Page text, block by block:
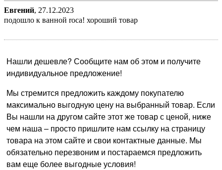
Евгений, 27.12.2023
подошло к ванной roca! хороший товар
Нашли дешевле? Сообщите нам об этом и получите
индивидуальное предложение!
Мы стремится предложить каждому покупателю
максимально выгодную цену на выбранный товар. Если
Вы нашли на другом сайте этот же товар с ценой, ниже
чем наша – просто пришлите нам ссылку на страницу
товара на этом сайте и свои контактные данные. Мы
обязательно перезвоним и постараемся предложить
вам еще более выгодные условия!